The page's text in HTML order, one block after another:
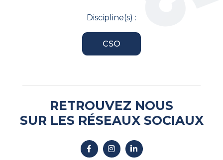
Discipline(s) :
CSO
RETROUVEZ NOUS
SUR LES RÉSEAUX SOCIAUX